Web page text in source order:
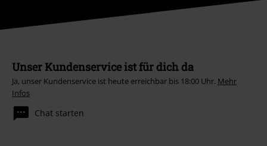
Unser Kundenservice ist für dich da
Ja, unser Kundenservice ist heute erreichbar bis 18:00 Uhr. Mehr
Infos
Chat starten